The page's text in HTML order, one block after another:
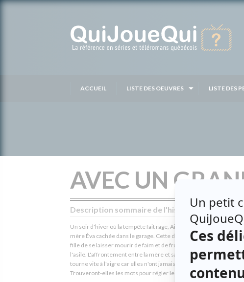
ACCUEIL LISTE DES OEUVRES LISTE DES
AVEC UN
Description sommaire de l'histoire
Un soir d'hiver où la tempête fait rage, Aimée retrouve sa
mère Éva cachée dans le garage. Cette dernière menace sa
fille de se laisser mourir de faim et de froid plutôt que d'aller à
l'asile. L'affrontement entre la mère et sa fille de 47 ans
tourne vite à l'aigre car elles n'ont jamais réussi à se parler.
Trouveront-elles les mots pour régler les vieux conflits?